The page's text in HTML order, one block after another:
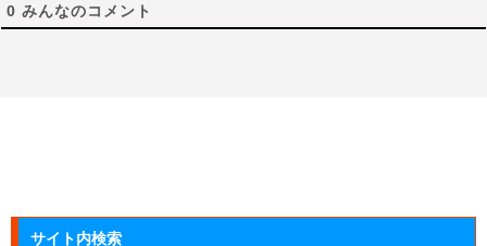
0 みんなのコメント
サイト内検索